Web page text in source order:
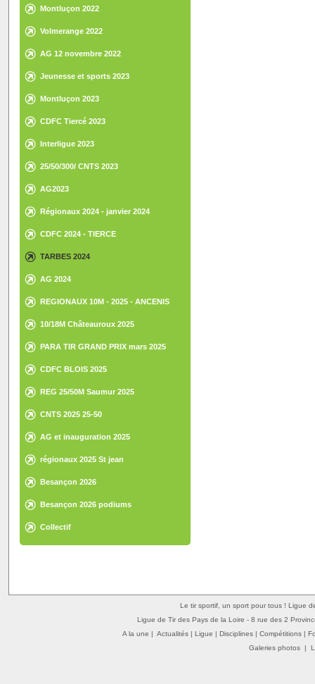
Montluçon 2022
Volmerange 2022
AG 12 novembre 2022
Jeunesse et sports 2023
Montluçon 2023
CDFC Tiercé 2023
Interligue 2023
25/50/300/ CNTS 2023
AG2023
Régionaux 2024 - janvier 2024
CDFC 2024 - TIERCE
TARBES 2024
AG 2024
REGIONAUX 10M - 2025 - ANCENIS
10/18M Châteauroux 2025
PARA TIR GRAND PRIX mars 2025
CDFC BLOIS 2025
REG 25/50M Saumur 2025
CNTS 2025 25-50
AG et inauguration 2025
régionaux 2025 St jean
Besançon 2026
Besançon 2026 podiums
Collectif
Le tir sportif, un sport pour tous ! Ligue
Ligue de Tir des Pays de la Loire - 8 rue des 2
A la une | Actualités | Ligue | Disciplines | Compétitions |
Galeries photos|